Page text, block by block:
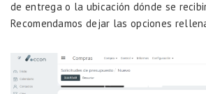
de entrega o la ubicación dónde se
Recomendamos dejar las opciones